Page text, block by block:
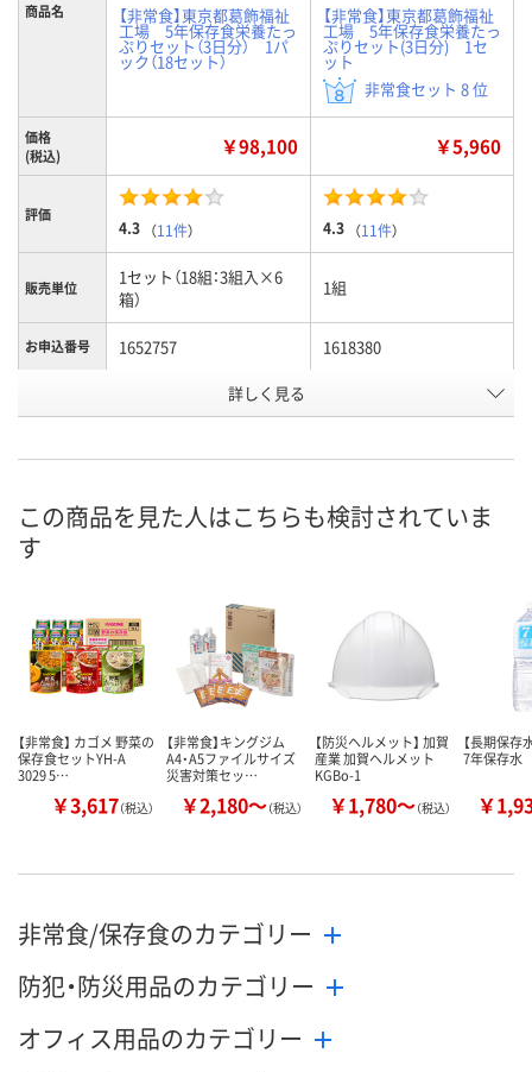
商品名 【非常食】東京都葛飾福祉
工場 5年保存食栄養たっ
ぷりセット（3日分） 1パ
ック（18セット）
【非常食】東京都葛飾福祉
工場 5年保存食栄養たっ
ぷりセット(3日分) 1セ
ット
非常食セット 8 位
価格
(税込)
￥98,100 ￥5,960
評価
4.3 （11件） 4.3 （11件）
販売単位
1セット（18組：3組入×6
箱）
1組
お申込番号 1652757 1618380
数量 数量
詳しく見る
この商品を見た人はこちらも検討されていま
す
【非常食】 カゴメ 野菜の
保存食セットYH-A
3029 5…
￥3,617（税込）
【非常食】キングジム
A4・A5ファイルサイズ
災害対策セッ…
￥2,180～（税込）
【防災ヘルメット】 加賀
産業 加賀ヘルメット
KGBo-1
￥1,780～（税込）
【長期保存
7年保存水
￥
非常食/保存食のカテゴリー
防犯・防災用品のカテゴリー
オフィス用品のカテゴリー